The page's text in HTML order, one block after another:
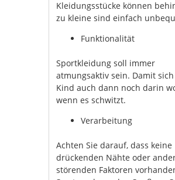
Kleidungsstücke können
zu kleine sind einfach
Funktionalität
Sportkleidung soll immer
atmungsaktiv sein. Damit
Kind auch dann noch darin
wenn es schwitzt.
Verarbeitung
Achten Sie darauf, dass keine
drückenden Nähte oder
störenden Faktoren